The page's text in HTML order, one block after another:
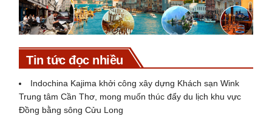
Tin tức đọc nhiều
Indochina Kajima khởi công xây dựng Khách sạn Wink
Trung tâm Cần Thơ, mong muốn thúc đẩy du lịch khu vực
Đồng bằng sông Cửu Long